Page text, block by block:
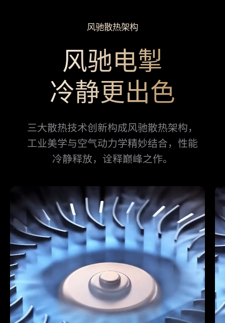
风驰散热架构
风驰电掣
冷静更出色
三大散热技术创新构成风驰散热架构，
工业美学与空气动力学精妙结⁠合， 性能
冷静释⁠放，诠释巅峰之作。